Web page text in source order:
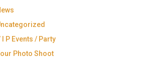
I P Events / Party
Photo Shoot